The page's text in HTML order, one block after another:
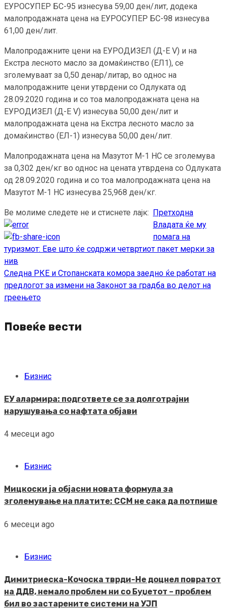
ЕУРОСУПЕР БС-95 изнесува 59,00 ден/лит, додека
малопродажната цена на ЕУРОСУПЕР БС-98 изнесува
61,00 ден/лит.
Малопродажните цени на ЕУРОДИЗЕЛ (Д-Е V) и на
Екстра лесното масло за домаќинство (ЕЛ1), се
зголемуваат за 0,50 денар/литар, во однос на
малопродажните цени утврдени со Одлуката од
28.09.2020 година и со тоа малопродажната цена на
ЕУРОДИЗЕЛ (Д-Е V) изнесува 50,00 ден/лит и
малопродажната цена на Екстра лесното масло за
домаќинство (ЕЛ-1) изнесува 50,00 ден/лит.
Малопродажната цена на Мазутот М-1 НС се зголемува
за 0,302 ден/кг во однос на цената утврдена со Одлуката
од 28.09.2020 година и со тоа малопродажната цена на
Мазутот М-1 НС изнесува 25,968 ден/кг.
Ве молиме следете не и стиснете лајк:
Continue
Reading
Претходна
Владата ќе му
помага на
туризмот: Еве што ќе содржи четвртиот пакет мерки за
нив
Следна РКЕ и Стопанската комора заедно ќе работат на
предлогот за измени на Законот за градба во делот на
греењето
Повеќе вести
Бизнис
ЕУ алармира: подгответе се за долготрајни
нарушувања со нафтата објави
4 месеци ago
Бизнис
Мицкоски ја објасни новата формула за
зголемување на платите: ССМ не сака да потпише
6 месеци ago
Бизнис
Димитриеска-Кочоска тврди-Не доцнел повратот
на ДДВ, немало проблем ни со Буџетот – проблем
бил во застарените системи на УЈП